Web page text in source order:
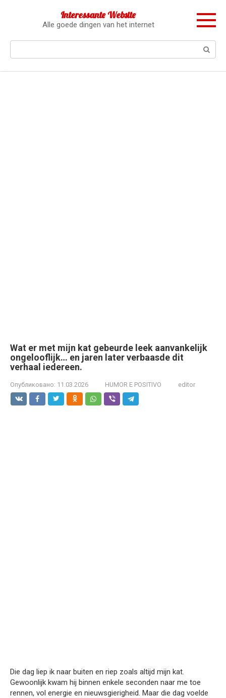
Interessante Website
Alle goede dingen van het internet
Wat er met mijn kat gebeurde leek aanvankelijk
ongelooflijk… en jaren later verbaasde dit
verhaal iedereen.
Опубликовано: 11.03.2026 HUMOR E POSITIVO editor
Die dag liep ik naar buiten en riep zoals altijd mijn kat.
Gewoonlijk kwam hij binnen enkele seconden naar me toe
rennen, vol energie en nieuwsgierigheid. Maar die dag voelde